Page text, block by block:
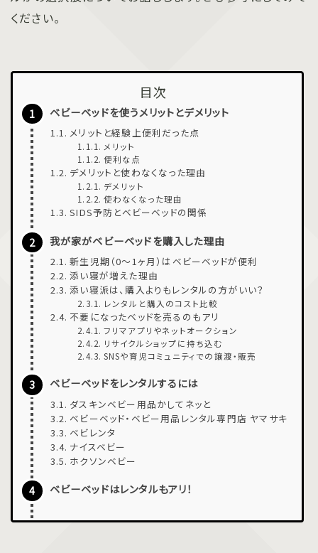
ください。
目次
ベビーベッドを使うメリットとデメリット
メリットと経験上便利だった点
メリット
便利な点
デメリットと使わなくなった理由
デメリット
使わなくなった理由
SIDS予防とベビーベッドの関係
我が家がベビーベッドを購入した理由
新生児期（0〜1ヶ月）はベビーベッドが便利
添い寝が増えた理由
添い寝派は、購入よりもレンタルの方がいい？
レンタルと購入のコスト比較
不要になったベッドを売るのもアリ
フリマアプリやネットオークション
リサイクルショップに持ち込む
SNSや育児コミュニティでの譲渡・販売
ベビーベッドをレンタルするには
ダスキンベビー用品かしてネッと
ベビーベッド・ベビー用品レンタル専門店 ヤマサキ
ベビレンタ
ナイスベビー
ホクソンベビー
ベビーベッドはレンタルもアリ！